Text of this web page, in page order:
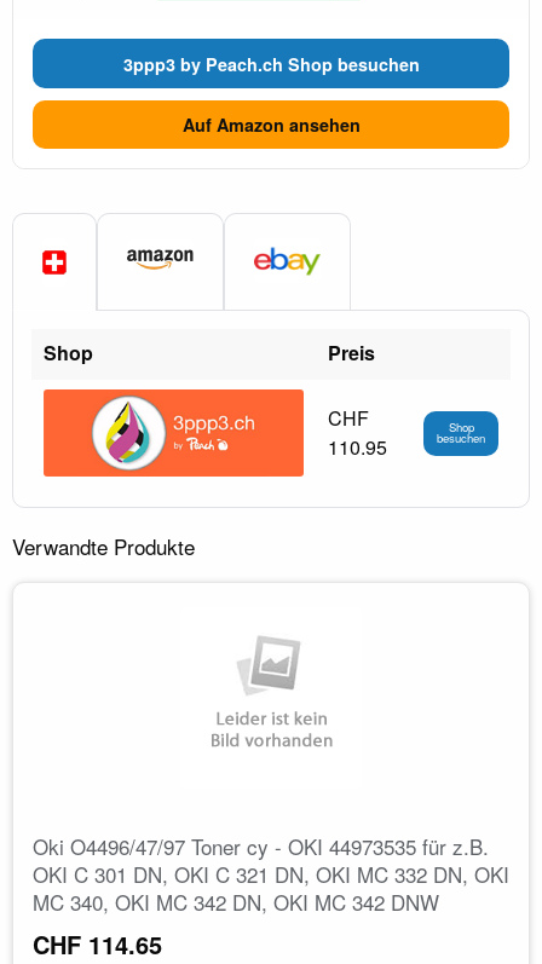
3ppp3 by Peach.ch Shop besuchen
Auf Amazon ansehen
Shop Preis
CHF
110.95
Shop
besuchen
Verwandte Produkte
Oki O4496/47/97 Toner cy - OKI 44973535 für z.B.
OKI C 301 DN, OKI C 321 DN, OKI MC 332 DN, OKI
MC 340, OKI MC 342 DN, OKI MC 342 DNW
CHF 114.65